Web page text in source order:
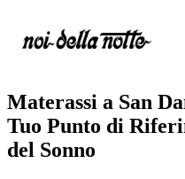
Materassi a San
Tuo Punto di
del Sonno